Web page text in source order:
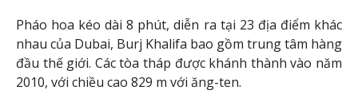
Pháo hoa kéo dài 8 phút, diễn ra tại 23 địa điểm khác
nhau của Dubai, Burj Khalifa bao gồm trung tâm hàng
đầu thế giới. Các tòa tháp được khánh thành vào năm
2010, với chiều cao 829 m với ăng-ten.